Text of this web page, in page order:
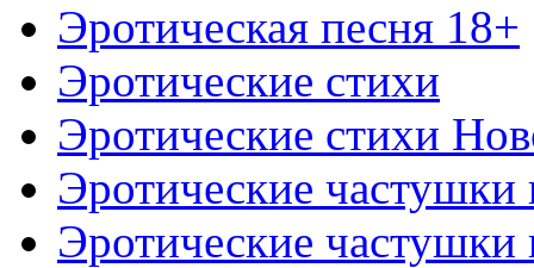
Эротическая песня 18+
Эротические стихи
Эротические стихи
Эротические
Эротические